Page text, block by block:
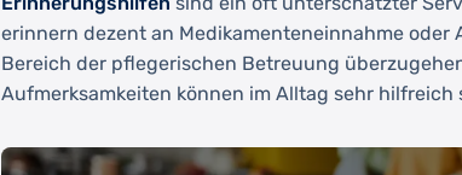
erinnern dezent an Medikamenteneinnahme oder
Bereich der pflegerischen Betreuung
Aufmerksamkeiten können im Alltag sehr hilfreich